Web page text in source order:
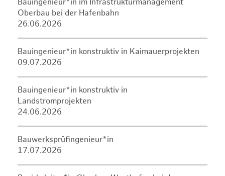
Bauingenieur*in im Infrastrukturmanagement
Oberbau bei der Hafenbahn
26.06.2026
Bauingenieur*in konstruktiv in Kaimauerprojekten
09.07.2026
Bauingenieur*in konstruktiv in
Landstromprojekten
24.06.2026
Bauwerksprüfingenieur*in
17.07.2026